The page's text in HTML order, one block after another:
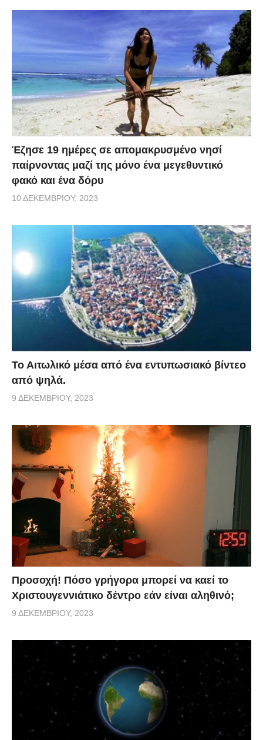
Έζησε 19 ημέρες σε απομακρυσμένο νησί
παίρνοντας μαζί της μόνο ένα μεγεθυντικό
φακό και ένα δόρυ
10 ΔΕΚΕΜΒΡΊΟΥ, 2023
Το Αιτωλικό μέσα από ένα εντυπωσιακό βίντεο
από ψηλά.
9 ΔΕΚΕΜΒΡΊΟΥ, 2023
Προσοχή! Πόσο γρήγορα μπορεί να καεί το
Χριστουγεννιάτικο δέντρο εάν είναι αληθινό;
9 ΔΕΚΕΜΒΡΊΟΥ, 2023